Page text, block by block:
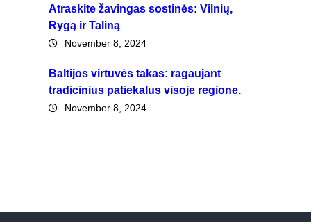
Atraskite žavingas sostinės: Vilnių,
Rygą ir Taliną
November 8, 2024
Baltijos virtuvės takas: ragaujant
tradicinius patiekalus visoje regione.
November 8, 2024